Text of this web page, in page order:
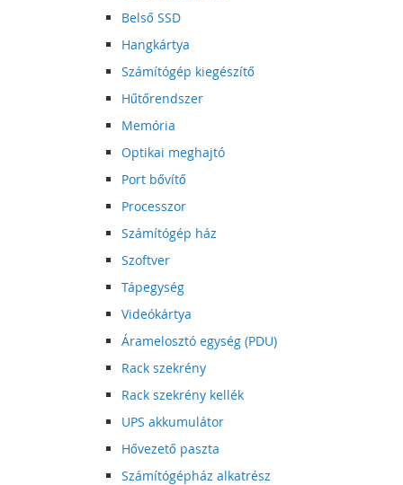
Belső SSD
Hangkártya
Számítógép kiegészítő
Hűtőrendszer
Memória
Optikai meghajtó
Port bővítő
Processzor
Számítógép ház
Szoftver
Tápegység
Videókártya
Áramelosztó egység (PDU)
Rack szekrény
Rack szekrény kellék
UPS akkumulátor
Hővezető paszta
Számítógépház alkatrész